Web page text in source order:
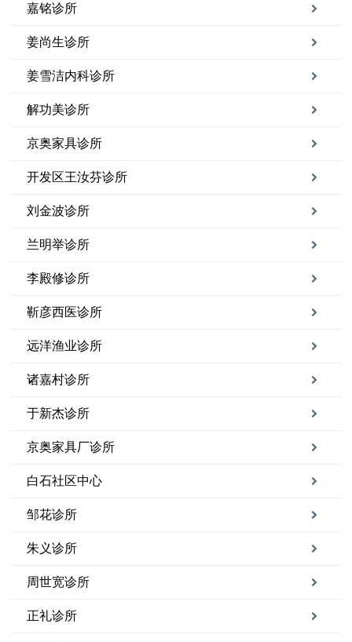
嘉铭诊所
姜尚生诊所
姜雪洁内科诊所
解功美诊所
京奥家具诊所
开发区王汝芬诊所
刘金波诊所
兰明举诊所
李殿修诊所
靳彦西医诊所
远洋渔业诊所
诸嘉村诊所
于新杰诊所
京奥家具厂诊所
白石社区中心
邹花诊所
朱义诊所
周世宽诊所
正礼诊所